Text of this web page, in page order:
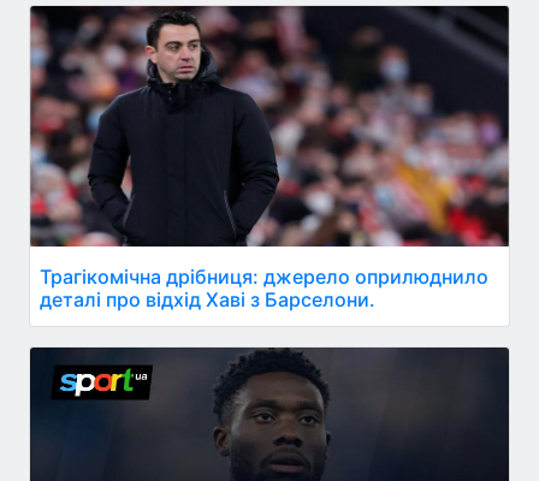
Трагікомічна дрібниця: джерело оприлюднило
деталі про відхід Хаві з Барселони.